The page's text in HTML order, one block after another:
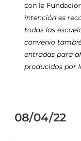
con la
intención es
todas las
convenio
entradas para
producidos por
08/04/22